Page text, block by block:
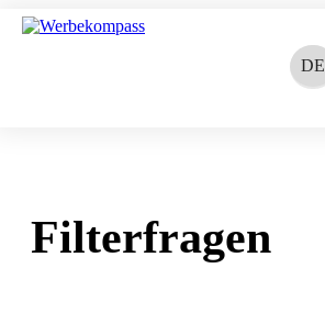
DE
Filterfragen